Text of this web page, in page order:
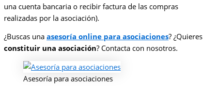
una cuenta bancaria o recibir factura de las compras
realizadas por la asociación).
¿Buscas una asesoría online para asociaciones? ¿Quieres
constituir una asociación? Contacta con nosotros.
Asesoría para asociaciones